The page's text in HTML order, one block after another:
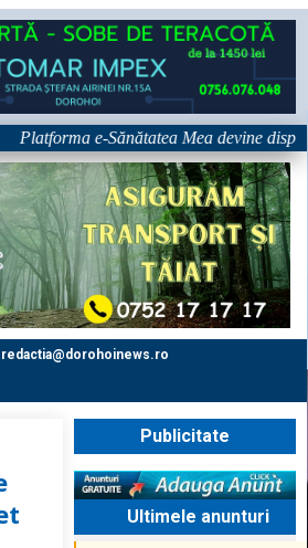
e-Sănătatea Mea devine
redactia@dorohoinews.ro
Publicitate
Ultimele anunturi